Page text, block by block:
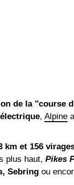
de la "course
, Alpine
km et 156
plus haut, Pikes
Sebring ou